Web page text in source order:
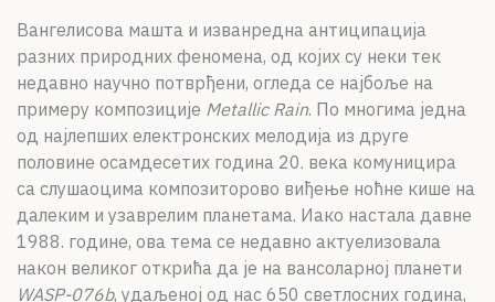
Вангелисова машта и изванредна антиципација
разних природних феномена, од којих су неки тек
недавно научно потврђени, огледа се најбоље на
примеру композиције Metallic Rain. По многима једна
од најлепших електронских мелодија из друге
половине осамдесетих година 20. века комуницира
са слушаоцима композиторово виђење ноћне кише на
далеким и узаврелим планетама. Иако настала давне
1988. године, ова тема се недавно актуелизовала
након великог открића да је на вансоларној планети
WASP-076b, удаљеној од нас 650 светлосних година,